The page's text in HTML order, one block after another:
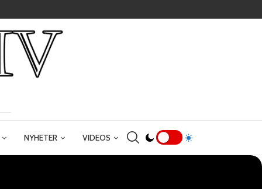
NYHETER VIDEOS